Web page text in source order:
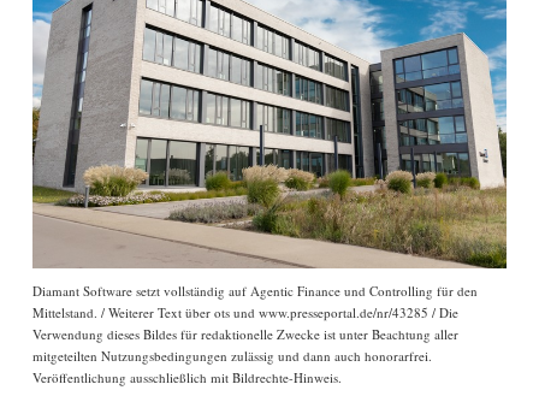
Diamant Software setzt vollständig auf Agentic Finance und Controlling für den
Mittelstand. / Weiterer Text über ots und www.presseportal.de/nr/43285 / Die
Verwendung dieses Bildes für redaktionelle Zwecke ist unter Beachtung aller
mitgeteilten Nutzungsbedingungen zulässig und dann auch honorarfrei.
Veröffentlichung ausschließlich mit Bildrechte-Hinweis.